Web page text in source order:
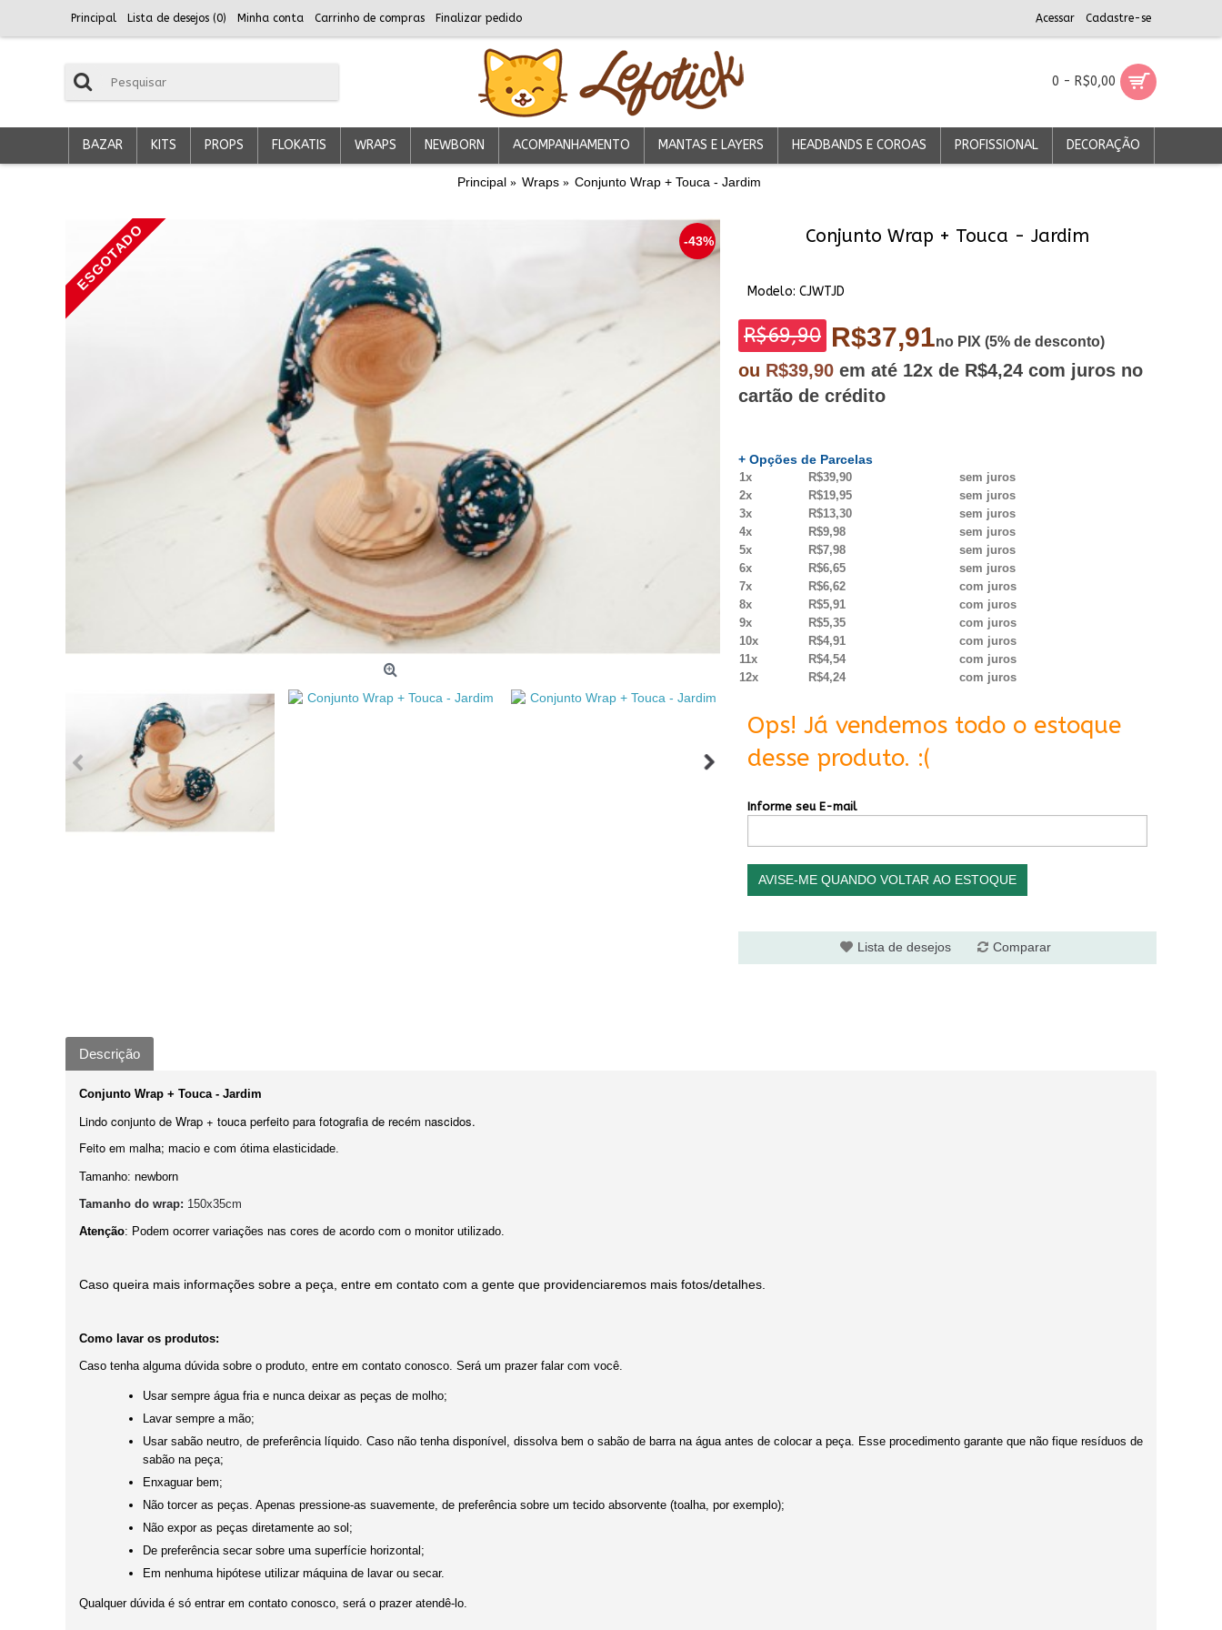
Principal Lista de desejos (0) Minha conta Carrinho de compras Finalizar pedido Acessar Cadastre-se
0 - R$0,00
BAZAR KITS PROPS FLOKATIS WRAPS NEWBORN ACOMPANHAMENTO MANTAS E LAYERS HEADBANDS E COROAS PROFISSIONAL DECORAÇÃO
Principal Wraps Conjunto Wrap + Touca - Jardim
-43%
ESGOTADO Conjunto Wrap + Touca - Jardim
Modelo: CJWTJD
R$69,90 R$37,91no PIX (5% de desconto)
ou R$39,90 em até 12x de R$4,24 com juros no
cartão de crédito
+ Opções de Parcelas
1x R$39,90
sem juros
2x
R$19,95
sem juros
3x
R$13,30
sem juros
4x
R$9,98
sem juros
5x
R$7,98
sem juros
6x
R$6,65
sem juros
7x
R$6,62
com juros
8x
R$5,91
com juros
9x
R$5,35
com juros
10x
R$4,91
com juros
11x
R$4,54
com juros
12x
R$4,24 com juros
Ops! Já vendemos todo o estoque
desse produto. :(
Informe seu E-mail
AVISE-ME QUANDO VOLTAR AO ESTOQUE
Lista de desejos Comparar
Descrição
Conjunto Wrap + Touca - Jardim
Lindo conjunto de Wrap + touca perfeito para fotografia de recém nascidos.
Feito em malha; macio e com ótima elasticidade.
Tamanho: newborn
Tamanho do wrap: 150x35cm
Atenção: Podem ocorrer variações nas cores de acordo com o monitor utilizado.
Caso queira mais informações sobre a peça, entre em contato com a gente que providenciaremos mais fotos/detalhes.
Como lavar os produtos:
Caso tenha alguma dúvida sobre o produto, entre em contato conosco. Será um prazer falar com você.
Usar sempre água fria e nunca deixar as peças de molho;
Lavar sempre a mão;
Usar sabão neutro, de preferência líquido. Caso não tenha disponível, dissolva bem o sabão de barra na água antes de colocar a peça. Esse procedimento garante que não fique resíduos de
sabão na peça;
Enxaguar bem;
Não torcer as peças. Apenas pressione-as suavemente, de preferência sobre um tecido absorvente (toalha, por exemplo);
Não expor as peças diretamente ao sol;
De preferência secar sobre uma superfície horizontal;
Em nenhuma hipótese utilizar máquina de lavar ou secar.
Qualquer dúvida é só entrar em contato conosco, será o prazer atendê-lo.